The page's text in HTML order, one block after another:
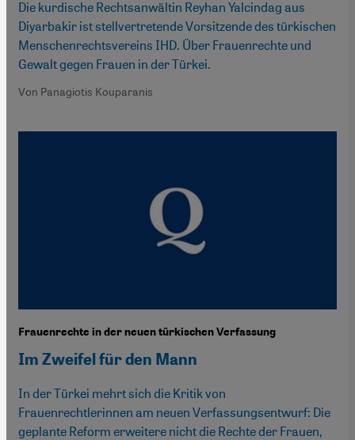
Die kurdische Rechtsanwältin Reyhan Yalcindag aus
Diyarbakir ist stellvertretende Vorsitzende des türkischen
Menschenrechtsvereins IHD. Über Frauenrechte und
Gewalt gegen Frauen in der Türkei.
Von Panagiotis Kouparanis
Frauenrechte in der neuen türkischen Verfassung
Im Zweifel für den Mann
In der Türkei mehrt sich die Kritik von
Frauenrechtlerinnen am neuen Verfassungsentwurf: Die
geplante Reform erweitere nicht die Rechte der Frauen,